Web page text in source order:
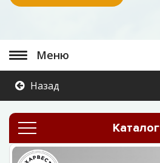
Меню
Назад
Каталог